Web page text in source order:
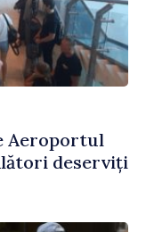
Aeroportul
deserviți